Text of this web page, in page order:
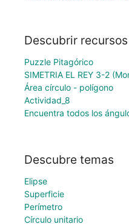
Descubrir recursos
Puzzle Pitagórico
SIMETRIA EL REY 3-2
Área círculo - polígono
Actividad_8
Encuentra todos los
Descubre temas
Elipse
Superficie
Perímetro
Círculo unitario